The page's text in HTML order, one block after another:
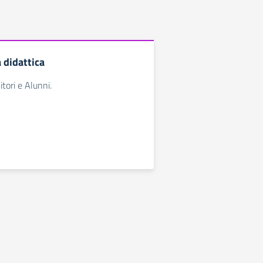
didattica
e Alunni.